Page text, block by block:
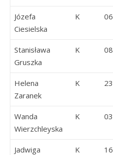
Józefa
Ciesielska
K
Stanisława
Gruszka
K
Helena
Zaranek
K
Wanda
Wierzchleyska
K
Jadwiga
K